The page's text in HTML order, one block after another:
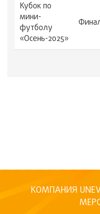
Кубок по
мини-
футболу
«Осень-2025»
КОМПАНИЯ